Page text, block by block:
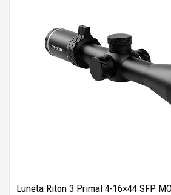
Luneta Riton 3 Primal 4-16×44 SFP